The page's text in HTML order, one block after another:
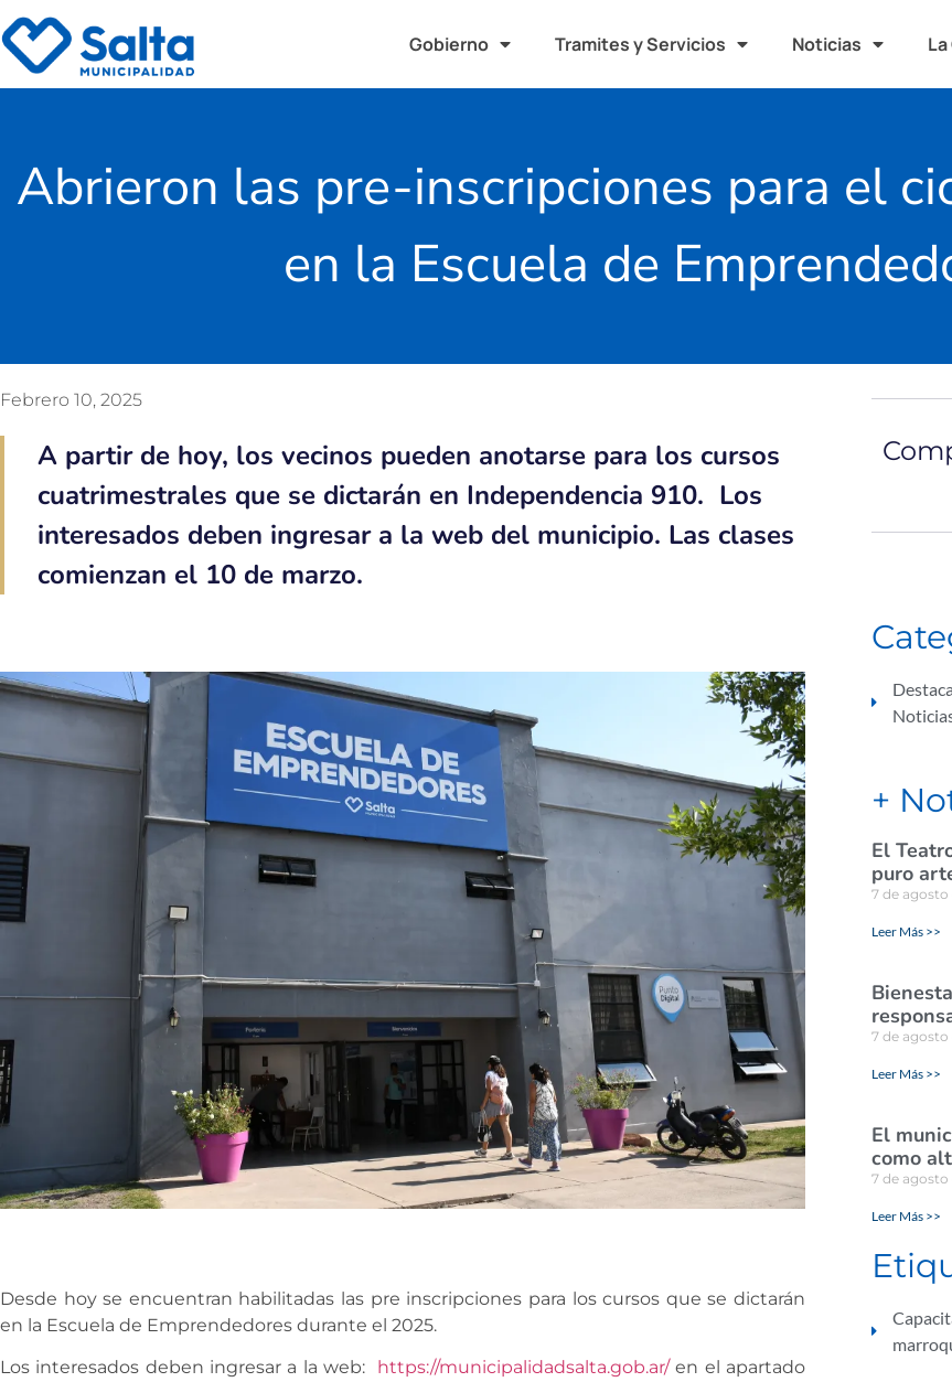
Gobierno Tramites y Servicios Noticias
Abrieron las pre-inscripciones para el
en la Escuela de
Febrero 10, 2025
A partir de hoy, los vecinos pueden anotarse para los cursos
cuatrimestrales que se dictarán en Independencia 910. Los
interesados deben ingresar a la web del municipio. Las clases
comienzan el 10 de marzo.
Desde hoy se encuentran habilitadas las pre inscripciones para los cursos que se dictarán
en la Escuela de Emprendedores durante el 2025.
Los interesados deben ingresar a la web: https://municipalidadsalta.gob.ar/en el apartado
+
El
puro
7 de agosto
Leer Más >>
7 de agosto
Leer Más >>
El
como
7 de agosto
Leer Más >>